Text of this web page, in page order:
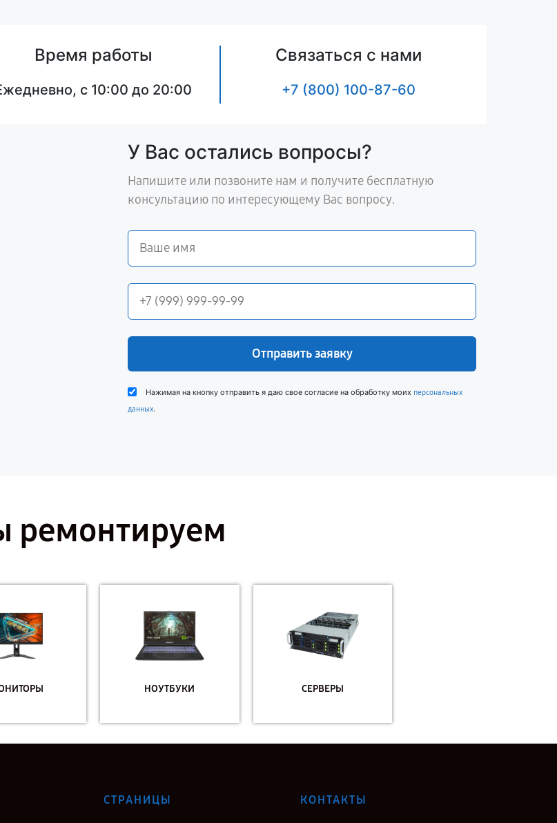
Время работы
с 10:00 до 20:00
Связаться с нами
+7 (800) 100-87-60
У Вас остались вопросы?
Напишите или позвоните нам и получите бесплатную
консультацию по интересующему Вас вопросу.
Отправить заявку
Нажимая на кнопку отправить я даю свое согласие на обработку моих персональных
данных.
ремонтируем
НОУТБУКИ СЕРВЕРЫ
СТРАНИЦЫ КОНТАКТЫ